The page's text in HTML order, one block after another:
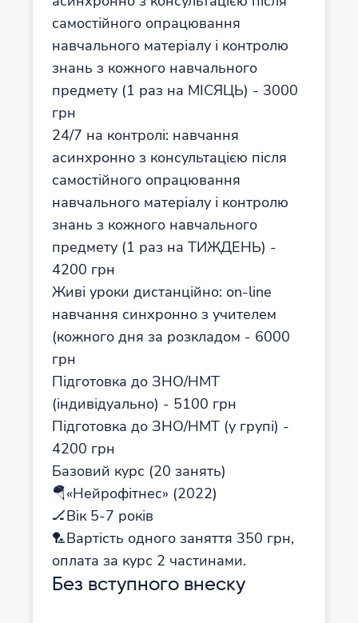
самостійного опрацювання
навчального матеріалу і контролю
знань з кожного навчального
предмету (1 раз на МІСЯЦЬ) - 3000
грн
24/7 на контролі: навчання
асинхронно з консультацією після
самостійного опрацювання
навчального матеріалу і контролю
знань з кожного навчального
предмету (1 раз на ТИЖДЕНЬ) -
4200 грн
Живі уроки дистанційно: оn-line
навчання синхронно з учителем
(кожного дня за розкладом - 6000
грн
Підготовка до ЗНО/НМТ
(індивідуально) - 5100 грн
Підготовка до ЗНО/НМТ (у групі) -
4200 грн
Базовий курс (20 занять)
🪂«Нейрофітнес» (2022)
🏒Вік 5-7 років
🏸Вартість одного заняття 350 грн,
оплата за курс 2 частинами.
Без вступного внеску